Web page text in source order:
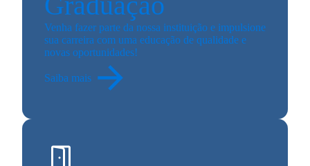
Venha fazer parte da nossa instituição e impulsione
sua carreira com uma educação de qualidade e
novas oportunidades!
Saiba mais